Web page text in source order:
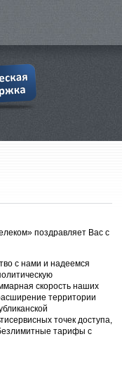
поздравляет Вас с
с нами и надеемся
скорость наших
территории
точек доступа,
тарифы с